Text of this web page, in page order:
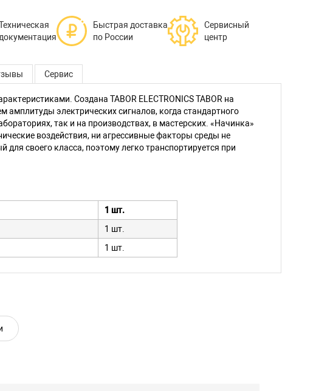
документация
Быстрая доставка
по России
Сервисный
центр
Сервис
Создана TABOR ELECTRONICS TABOR на
амплитуды электрических сигналов, когда стандартного
так и на производствах, в мастерских. «Начинка»
воздействия, ни агрессивные факторы среды не
своего класса, поэтому легко транспортируется при
1 шт.
1 шт.
1 шт.